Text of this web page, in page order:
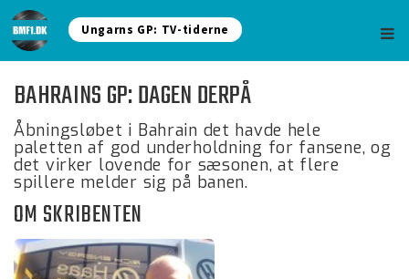
Ungarns GP: TV-tiderne
BAHRAINS GP: DAGEN DERPÅ
Åbningsløbet i Bahrain det havde hele
paletten af god underholdning for fansene, og
det virker lovende for sæsonen, at flere
spillere melder sig på banen.
OM SKRIBENTEN